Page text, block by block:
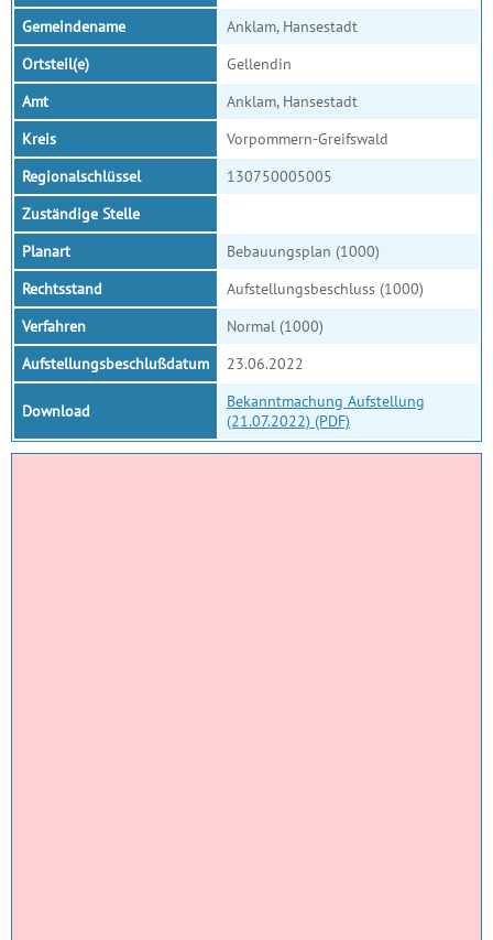
Gemeindename
Anklam, Hansestadt
Ortsteil(e)
Gellendin
Amt
Anklam, Hansestadt
Kreis
Vorpommern-Greifswald
Regionalschlüssel
130750005005
Zuständige Stelle
Planart
Bebauungsplan (1000)
Rechtsstand
Aufstellungsbeschluss (1000)
Verfahren
Normal (1000)
Aufstellungsbeschlußdatum
23.06.2022
Download
Bekanntmachung Aufstellung
(21.07.2022) (PDF)